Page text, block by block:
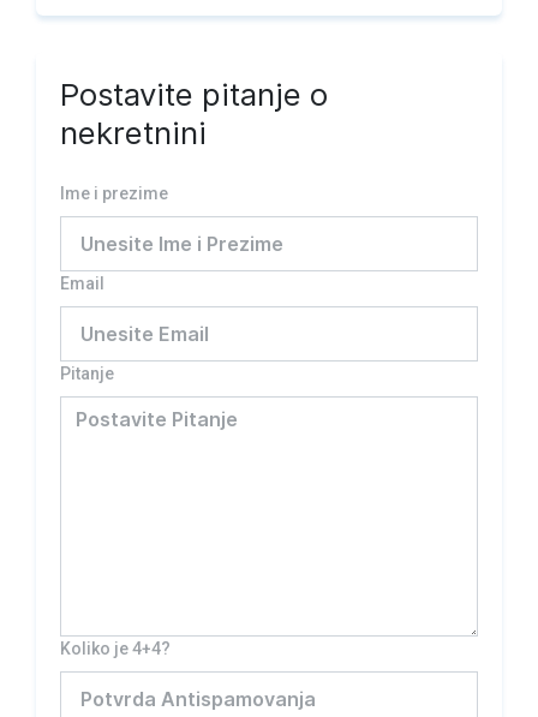
Postavite pitanje o
nekretnini
Ime i prezime
Email
Pitanje
Koliko je 4+4?